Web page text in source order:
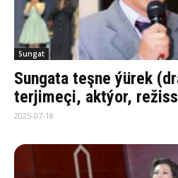
Sungat
Sungata teşne ýürek
terjimeçi, aktýor,
2025-07-18